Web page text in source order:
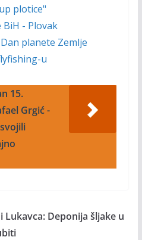
plotice"
BiH - Plovak
planete Zemlje
u
15.
Grgić -
Lukavca: Deponija šljake u